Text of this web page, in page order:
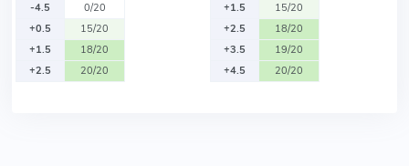
-4.5
0/20
+0.5
15/20
+1.5
18/20
+2.5
20/20
+1.5
15/20
+2.5
18/20
+3.5
19/20
+4.5
20/20